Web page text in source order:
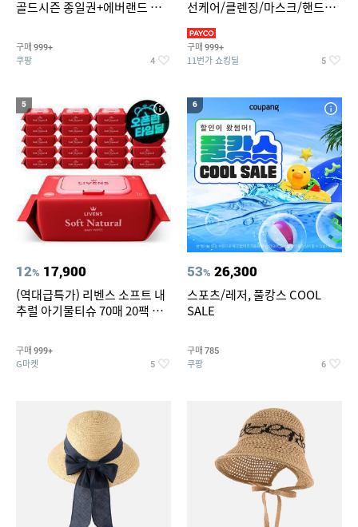
골드시즌 종일권+에버랜드 오
구매 999+
쿠팡 4
선케어/클렌징/마스크/핸드크
구매 999+
11번가 쇼킹딜 5
5
12% 17,900
(역대급특가) 리벤스 소프트 내
추럴 아기물티슈 70매 20팩 캡
구매 999+
G마켓 5
6
53% 26,300
스포츠/레저, 풀캉스 COOL
SALE
구매 785
쿠팡 6